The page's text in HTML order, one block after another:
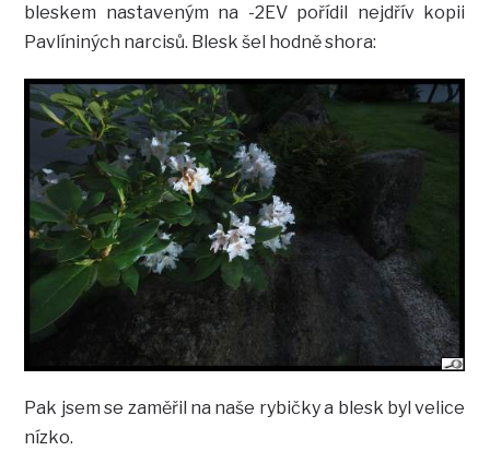
bleskem nastaveným na -2EV pořídil nejdřív kopii
Pavlíniných narcisů. Blesk šel hodně shora:
Pak jsem se zaměřil na naše rybičky a blesk byl velice
nízko.